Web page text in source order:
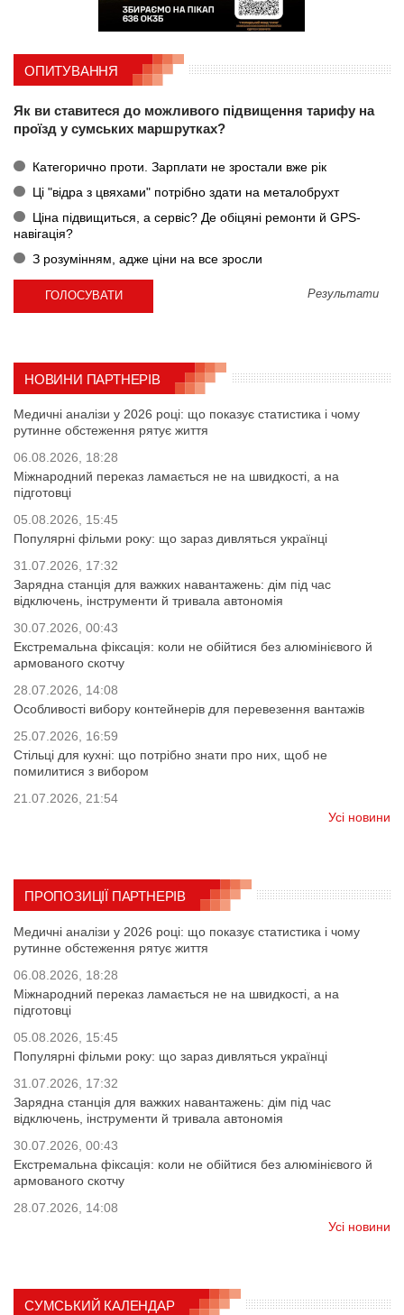
ОПИТУВАННЯ
Як ви ставитеся до можливого підвищення тарифу на
проїзд у сумських маршрутках?
Категорично проти. Зарплати не зростали вже рік
Ці "відра з цвяхами" потрібно здати на металобрухт
Ціна підвищиться, а сервіс? Де обіцяні ремонти й GPS-
навігація?
З розумінням, адже ціни на все зросли
Результати
НОВИНИ ПАРТНЕРІВ
Медичні аналізи у 2026 році: що показує статистика і чому
рутинне обстеження рятує життя
06.08.2026, 18:28
Міжнародний переказ ламається не на швидкості, а на
підготовці
05.08.2026, 15:45
Популярні фільми року: що зараз дивляться українці
31.07.2026, 17:32
Зарядна станція для важких навантажень: дім під час
відключень, інструменти й тривала автономія
30.07.2026, 00:43
Екстремальна фіксація: коли не обійтися без алюмінієвого й
армованого скотчу
28.07.2026, 14:08
Особливості вибору контейнерів для перевезення вантажів
25.07.2026, 16:59
Стільці для кухні: що потрібно знати про них, щоб не
помилитися з вибором
21.07.2026, 21:54
Усі новини
ПРОПОЗИЦІЇ ПАРТНЕРІВ
Медичні аналізи у 2026 році: що показує статистика і чому
рутинне обстеження рятує життя
06.08.2026, 18:28
Міжнародний переказ ламається не на швидкості, а на
підготовці
05.08.2026, 15:45
Популярні фільми року: що зараз дивляться українці
31.07.2026, 17:32
Зарядна станція для важких навантажень: дім під час
відключень, інструменти й тривала автономія
30.07.2026, 00:43
Екстремальна фіксація: коли не обійтися без алюмінієвого й
армованого скотчу
28.07.2026, 14:08
Усі новини
СУМСЬКИЙ КАЛЕНДАР